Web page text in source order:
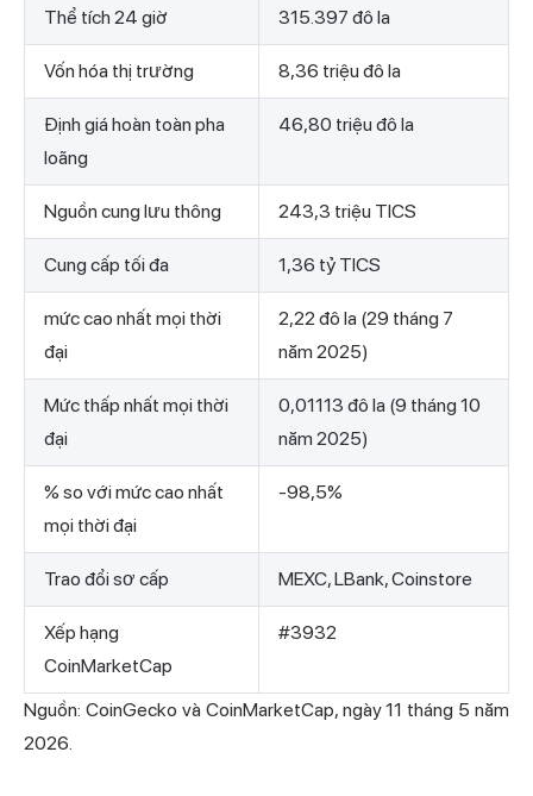
Thể tích 24 giờ 315.397 đô la
Vốn hóa thị trường 8,36 triệu đô la
Định giá hoàn toàn pha
loãng
46,80 triệu đô la
Nguồn cung lưu thông 243,3 triệu TICS
Cung cấp tối đa 1,36 tỷ TICS
mức cao nhất mọi thời
đại
2,22 đô la (29 tháng 7
năm 2025)
Mức thấp nhất mọi thời
đại
0,01113 đô la (9 tháng 10
năm 2025)
% so với mức cao nhất
mọi thời đại
-98,5%
Trao đổi sơ cấp MEXC, LBank, Coinstore
Xếp hạng
CoinMarketCap
#3932
Nguồn: CoinGecko và CoinMarketCap, ngày 11 tháng 5 năm
2026.